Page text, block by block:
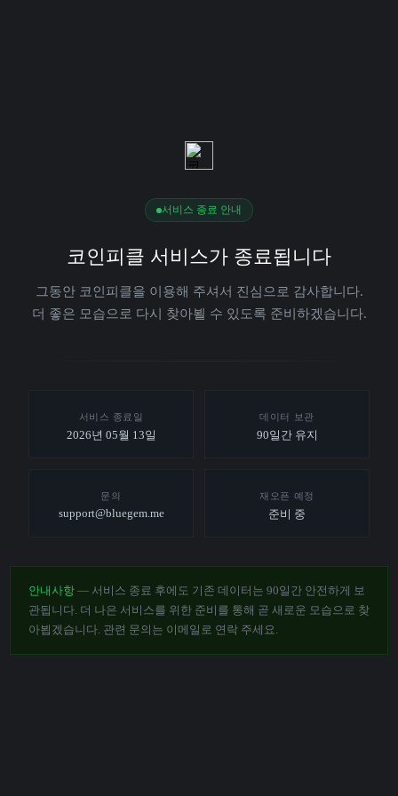
서비스 종료 안내
코인피클 서비스가 종료됩니다
그동안 코인피클을 이용해 주셔서 진심으로 감사합니다.
더 좋은 모습으로 다시 찾아뵐 수 있도록 준비하겠습니다.
서비스 종료일
2026년 05월 13일
데이터 보관
90일간 유지
문의
support@bluegem.me
재오픈 예정
준비 중
안내사항 — 서비스 종료 후에도 기존 데이터는 90일간 안전하게 보
관됩니다. 더 나은 서비스를 위한 준비를 통해 곧 새로운 모습으로 찾
아뵙겠습니다. 관련 문의는 이메일로 연락 주세요.